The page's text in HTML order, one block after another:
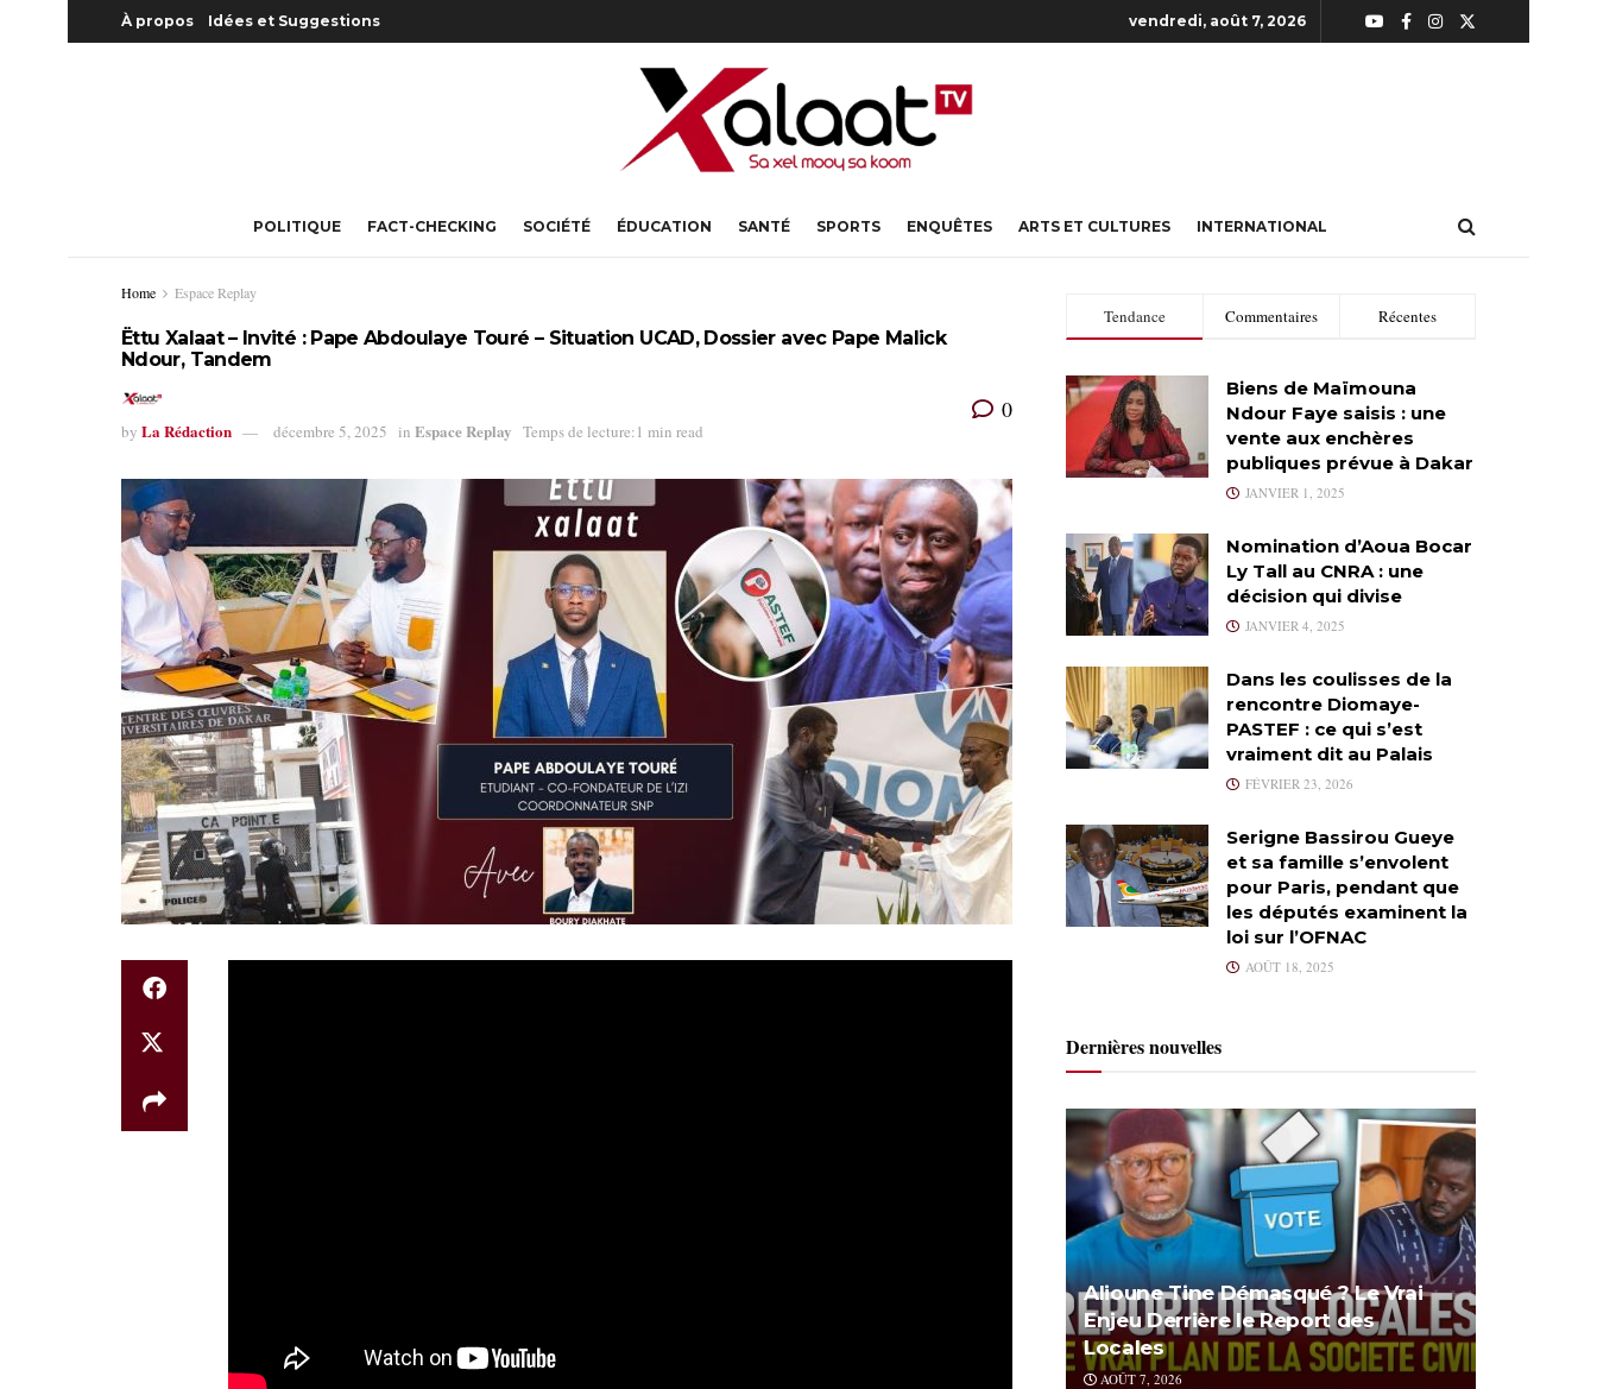
À propos Idées et Suggestions vendredi, août 7, 2026
POLITIQUE FACT-CHECKING SOCIÉTÉ ÉDUCATION SANTÉ SPORTS ENQUÊTES ARTS ET CULTURES INTERNATIONAL
Home Espace Replay
Ëttu Xalaat – Invité : Pape Abdoulaye Touré – Situation UCAD, Dossier avec Pape Malick
Ndour, Tandem
by La Rédaction décembre 5, 2025 in Espace Replay Temps de lecture:1 min read
0
Tendance Commentaires Récentes
Biens de Maïmouna
Ndour Faye saisis : une
vente aux enchères
publiques prévue à Dakar
JANVIER 1, 2025
Nomination d’Aoua Bocar
Ly Tall au CNRA : une
décision qui divise
JANVIER 4, 2025
Dans les coulisses de la
rencontre Diomaye-
PASTEF : ce qui s’est
vraiment dit au Palais
FÉVRIER 23, 2026
Serigne Bassirou Gueye
et sa famille s’envolent
pour Paris, pendant que
les députés examinent la
loi sur l’OFNAC
AOÛT 18, 2025
Dernières nouvelles
Alioune Tine Démasqué ? Le Vrai
Enjeu Derrière le Report des
Locales
AOÛT 7, 2026